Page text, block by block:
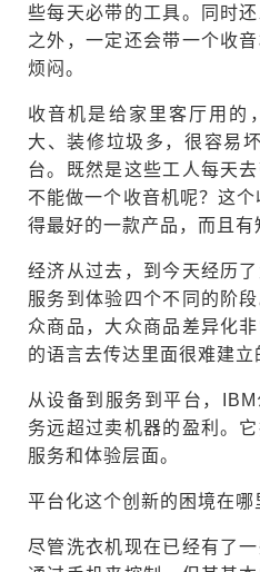
些每天必带的工具。同时
之外，一定还会带一个收
烦闷。
收音机是给家里客厅用的
大、装修垃圾多，很容易
台。既然是这些工人每天
不能做一个收音机呢？这
得最好的一款产品，而且有
经济从过去，到今天经历
服务到体验四个不同的阶
众商品，大众商品差异化
的语言去传达里面很难建立
从设备到服务到平台，
务远超过卖机器的盈利。
服务和体验层面。
平台化这个创新的困境在哪
尽管洗衣机现在已经有了